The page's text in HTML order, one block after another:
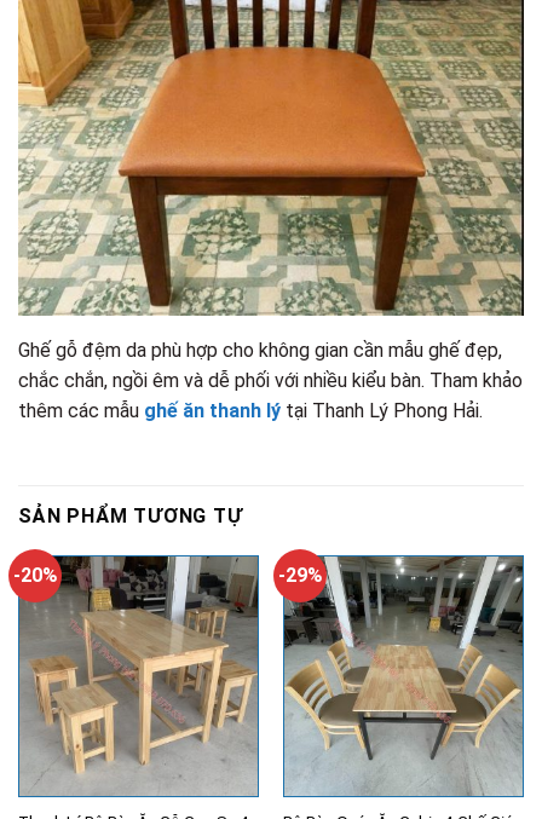
Ghế gỗ đệm da phù hợp cho không gian cần mẫu ghế đẹp,
chắc chắn, ngồi êm và dễ phối với nhiều kiểu bàn. Tham khảo
thêm các mẫu ghế ăn thanh lý tại Thanh Lý Phong Hải.
SẢN PHẨM TƯƠNG TỰ
-20% -29%